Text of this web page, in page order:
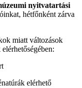
nyitvatartási
hétfőnként zárva
miatt változások
elérhető